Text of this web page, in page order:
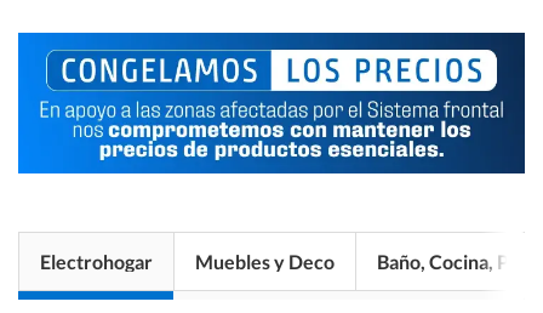
Electrohogar Muebles y Deco Baño, Cocina, Pisos